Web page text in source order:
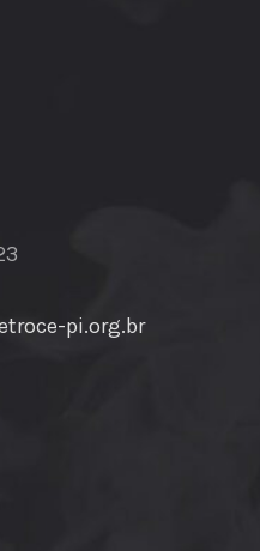
pi.org.br